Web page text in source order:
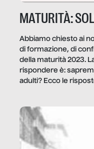
MATURITÀ:
Abbiamo chiesto ai
di formazione, di
della maturità 2023.
rispondere è:
adulti? Ecco le